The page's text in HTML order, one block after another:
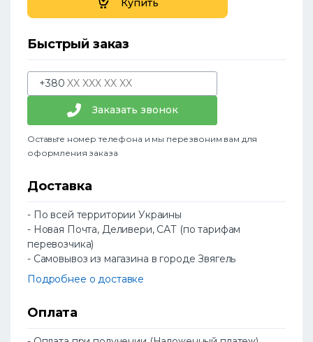
Купить
Быстрый заказ
+380
Заказать звонок
Оставьте номер телефона и мы перезвоним вам для
оформления заказа
Доставка
- По всей территории Украины
- Новая Почта, Деливери, САТ (по тарифам
перевозчика)
- Самовывоз из магазина в городе Звягель
Подробнее о доставке
Оплата